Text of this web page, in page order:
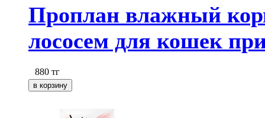
Проплан влажный
лососем для кошек
880 тг